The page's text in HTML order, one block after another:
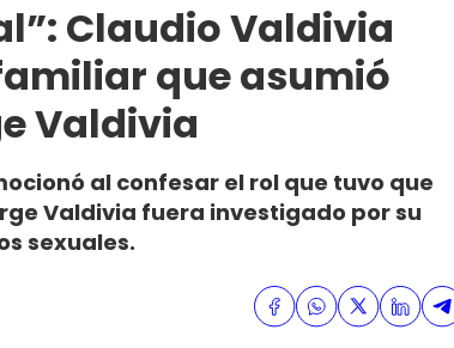
Claudio Valdivia
que asumió
Valdivia
al confesar el rol que tuvo que
Valdivia fuera investigado por su
sexuales.